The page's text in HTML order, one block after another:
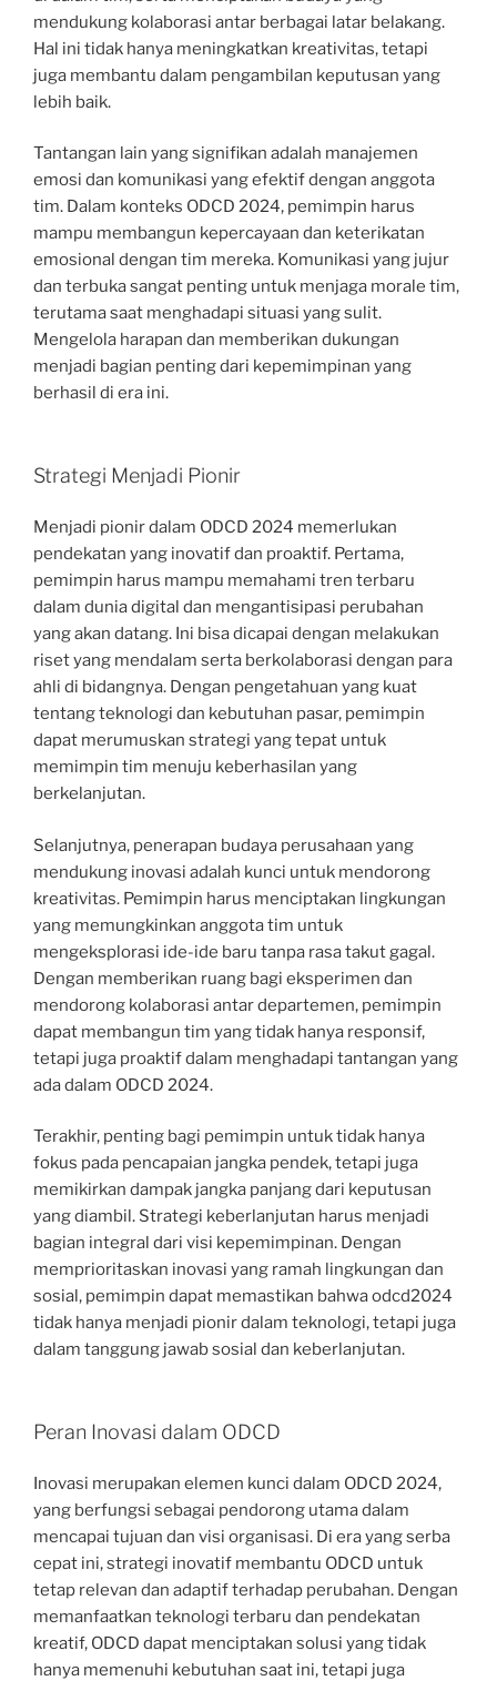
mendukung kolaborasi antar berbagai latar belakang.
Hal ini tidak hanya meningkatkan kreativitas, tetapi
juga membantu dalam pengambilan keputusan yang
lebih baik.
Tantangan lain yang signifikan adalah manajemen
emosi dan komunikasi yang efektif dengan anggota
tim. Dalam konteks ODCD 2024, pemimpin harus
mampu membangun kepercayaan dan keterikatan
emosional dengan tim mereka. Komunikasi yang jujur
dan terbuka sangat penting untuk menjaga morale tim,
terutama saat menghadapi situasi yang sulit.
Mengelola harapan dan memberikan dukungan
menjadi bagian penting dari kepemimpinan yang
berhasil di era ini.
Strategi Menjadi Pionir
Menjadi pionir dalam ODCD 2024 memerlukan
pendekatan yang inovatif dan proaktif. Pertama,
pemimpin harus mampu memahami tren terbaru
dalam dunia digital dan mengantisipasi perubahan
yang akan datang. Ini bisa dicapai dengan melakukan
riset yang mendalam serta berkolaborasi dengan para
ahli di bidangnya. Dengan pengetahuan yang kuat
tentang teknologi dan kebutuhan pasar, pemimpin
dapat merumuskan strategi yang tepat untuk
memimpin tim menuju keberhasilan yang
berkelanjutan.
Selanjutnya, penerapan budaya perusahaan yang
mendukung inovasi adalah kunci untuk mendorong
kreativitas. Pemimpin harus menciptakan lingkungan
yang memungkinkan anggota tim untuk
mengeksplorasi ide-ide baru tanpa rasa takut gagal.
Dengan memberikan ruang bagi eksperimen dan
mendorong kolaborasi antar departemen, pemimpin
dapat membangun tim yang tidak hanya responsif,
tetapi juga proaktif dalam menghadapi tantangan yang
ada dalam ODCD 2024.
Terakhir, penting bagi pemimpin untuk tidak hanya
fokus pada pencapaian jangka pendek, tetapi juga
memikirkan dampak jangka panjang dari keputusan
yang diambil. Strategi keberlanjutan harus menjadi
bagian integral dari visi kepemimpinan. Dengan
memprioritaskan inovasi yang ramah lingkungan dan
sosial, pemimpin dapat memastikan bahwa odcd2024
tidak hanya menjadi pionir dalam teknologi, tetapi juga
dalam tanggung jawab sosial dan keberlanjutan.
Peran Inovasi dalam ODCD
Inovasi merupakan elemen kunci dalam ODCD 2024,
yang berfungsi sebagai pendorong utama dalam
mencapai tujuan dan visi organisasi. Di era yang serba
cepat ini, strategi inovatif membantu ODCD untuk
tetap relevan dan adaptif terhadap perubahan. Dengan
memanfaatkan teknologi terbaru dan pendekatan
kreatif, ODCD dapat menciptakan solusi yang tidak
hanya memenuhi kebutuhan saat ini, tetapi juga